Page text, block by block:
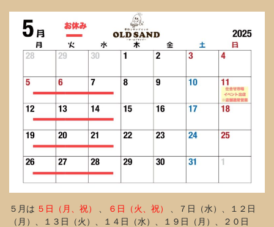
５月は ５日（月、祝） ６日（火、祝）
、７日（水）、１２日
（月）、１３日（火）、１４日（水）、１９日（月）、２０日